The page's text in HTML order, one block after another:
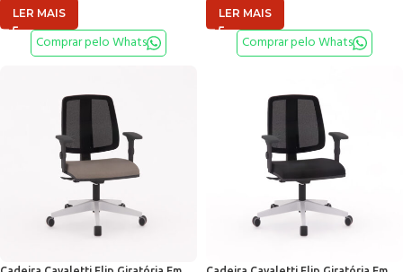
LER MAIS
Comprar pelo Whats
LER MAIS
Comprar pelo Whats